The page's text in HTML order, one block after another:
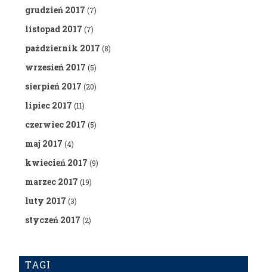
grudzień 2017 (7)
listopad 2017 (7)
październik 2017 (8)
wrzesień 2017 (5)
sierpień 2017 (20)
lipiec 2017 (11)
czerwiec 2017 (5)
maj 2017 (4)
kwiecień 2017 (9)
marzec 2017 (19)
luty 2017 (3)
styczeń 2017 (2)
TAGI